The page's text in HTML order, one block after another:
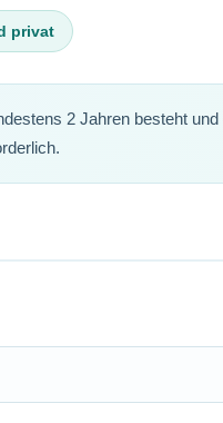
privat
2 Jahren besteht